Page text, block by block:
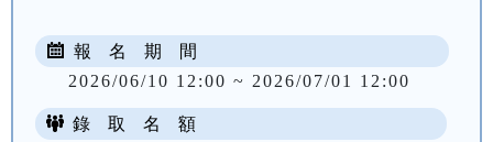
報 名 期 間
2026/06/10 12:00 ~ 2026/07/01 12:00
錄 取 名 額